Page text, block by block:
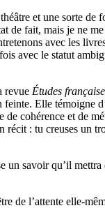
et une sorte de
de fait, mais je ne
avec les
avec le statut
revue Études
Elle témoigne
cohérence et de
récit : tu creuses un
un savoir qu’il mettra
de l’attente elle-